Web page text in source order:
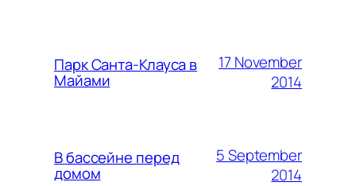
Парк Санта-Клауса в
Майами
17 November
2014
В бассейне перед
домом
5 September
2014